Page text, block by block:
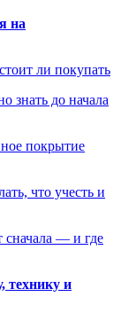
на
ли покупать
знать до начала
покрытие
что учесть и
сначала — и где
технику и